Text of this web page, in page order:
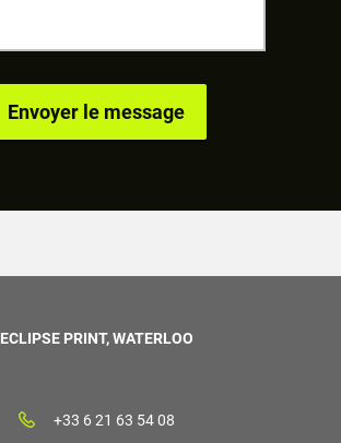
ECLIPSE PRINT, WATERLOO
+33 6 21 63 54 08